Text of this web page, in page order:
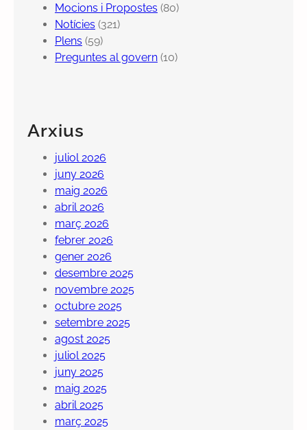
Mocions i Propostes (80)
Notícies (321)
Plens (59)
Preguntes al govern (10)
Arxius
juliol 2026
juny 2026
maig 2026
abril 2026
març 2026
febrer 2026
gener 2026
desembre 2025
novembre 2025
octubre 2025
setembre 2025
agost 2025
juliol 2025
juny 2025
maig 2025
abril 2025
març 2025